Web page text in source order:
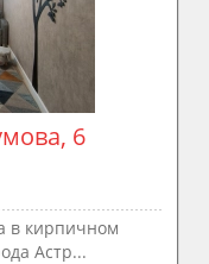
6
в кирпичном
Астр...